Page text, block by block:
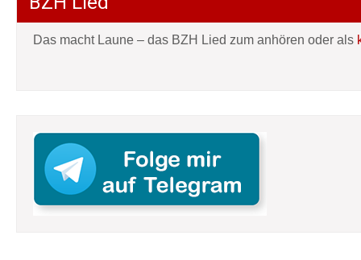
Das macht Laune – das BZH Lied zum anhören oder als